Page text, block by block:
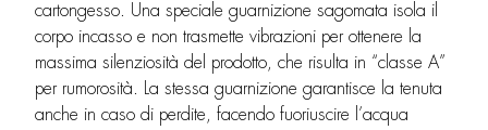
cartongesso. Una speciale guarnizione sagomata isola il
corpo incasso e non trasmette vibrazioni per ottenere la
massima silenziosità del prodotto, che risulta in “classe A”
per rumorosità. La stessa guarnizione garantisce la tenuta
anche in caso di perdite, facendo fuoriuscire l’acqua